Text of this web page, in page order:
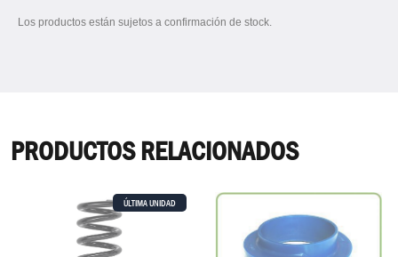
Los productos están sujetos a confirmación de stock.
PRODUCTOS RELACIONADOS
ÚLTIMA UNIDAD